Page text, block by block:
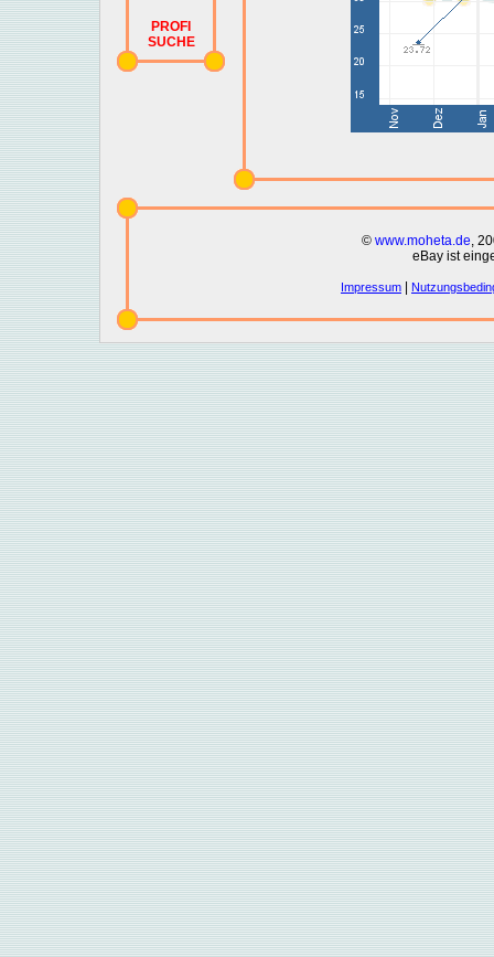
PROFI
SUCHE
© www.moheta.de,
eBay ist
Impressum